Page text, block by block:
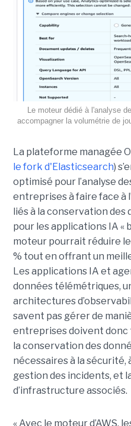
Le moteur dédié à l'analyse
accompagner la volumétrie de
La plateforme managée
le fork d'Elasticsearch)
optimisé pour l’analyse
entreprises à faire face à
liés à la conservation
pour les applications IA «
moteur pourrait réduire
% tout en offrant un
Les applications IA et
données télémétriques,
architectures
savent pas gérer de
entreprises doivent
la conservation des
nécessaires à la sécurité,
gestion des incidents, et
d’infrastructure associés.
« Avec le moteur d’AWS,